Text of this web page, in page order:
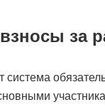
за
система